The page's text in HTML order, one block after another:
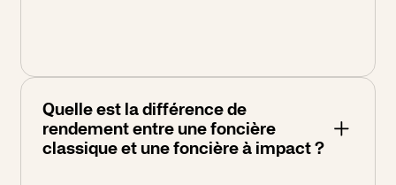
Quelle est la différence de
rendement entre une foncière
classique et une foncière à impact ?